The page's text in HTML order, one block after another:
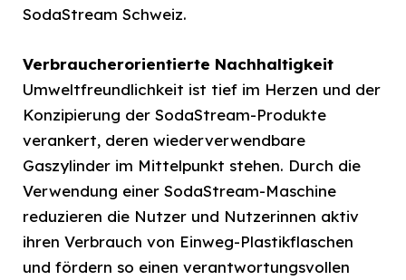
SodaStream Schweiz.
Verbraucherorientierte Nachhaltigkeit
Umweltfreundlichkeit ist tief im Herzen und der
Konzipierung der SodaStream-Produkte
verankert, deren wiederverwendbare
Gaszylinder im Mittelpunkt stehen. Durch die
Verwendung einer SodaStream-Maschine
reduzieren die Nutzer und Nutzerinnen aktiv
ihren Verbrauch von Einweg-Plastikflaschen
und fördern so einen verantwortungsvollen